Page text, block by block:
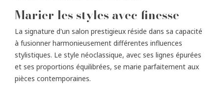
Marier les styles avec finesse
La signature d'un salon prestigieux réside dans sa capacité
à fusionner harmonieusement différentes influences
stylistiques. Le style néoclassique, avec ses lignes épurées
et ses proportions équilibrées, se marie parfaitement aux
pièces contemporaines.